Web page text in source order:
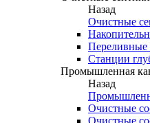
Назад
Очистные
Переливные
Станции
Промышленная
Назад
Очистные
Очистные